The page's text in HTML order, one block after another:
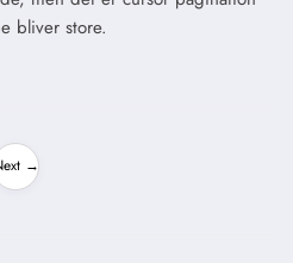
bliver store.
→